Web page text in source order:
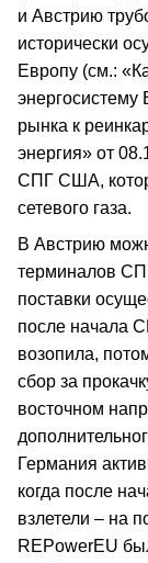
и Австрию
исторически
Европу (см.:
рынка к
энергия» от
СПГ США,
сетевого газа.
В Австрию
терминалов
поставки
после начала
возопила,
сбор за
восточном
Германия
когда после
взлетели – на
REPowerEU